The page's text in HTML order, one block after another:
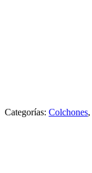
Categorías: Colchones,